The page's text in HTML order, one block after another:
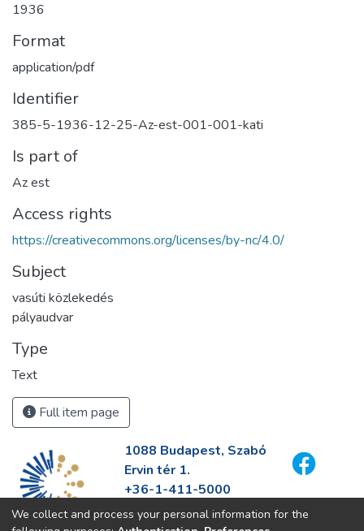
1936
Format
application/pdf
Identifier
385-5-1936-12-25-Az-est-001-001-kati
Is part of
Az est
Access rights
https://creativecommons.org/licenses/by-nc/4.0/
Subject
vasúti közlekedés
pályaudvar
Type
Text
Full item page
1088 Budapest, Szabó
Ervin tér 1.
+36-1-411-5000
info@fszek.hu
We collect and process your personal information for the